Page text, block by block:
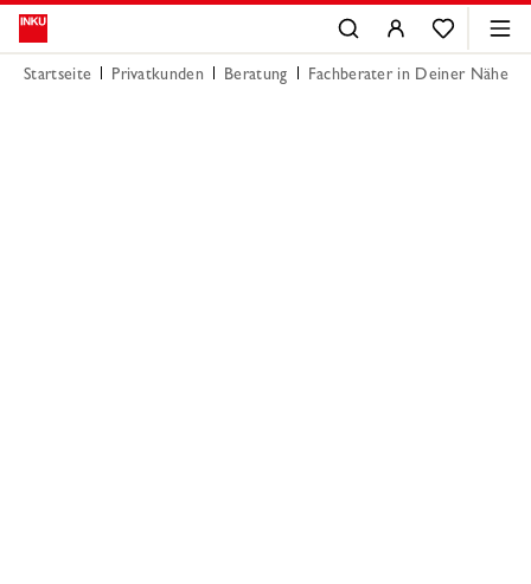
Startseite Privatkunden Beratung Fachberater in Deiner Nähe